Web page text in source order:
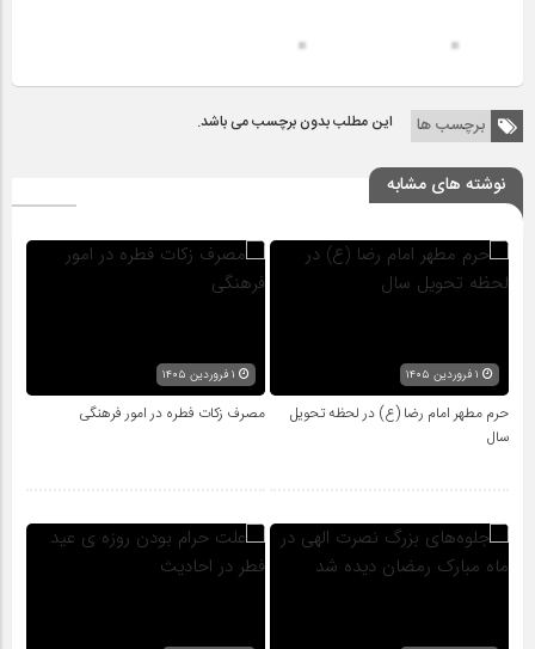
برچسب ها این مطلب بدون برچسب می باشد.
نوشته های مشابه
حرم مطهر امام رضا (ع) در لحظه تحویل
سال
مصرف زکات فطره در امور فرهنگی